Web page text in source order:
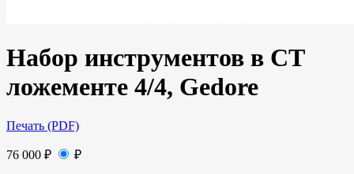
Набор инструментов в CT
ложементе 4/4, Gedore
Печать (PDF)
76 000 ₽ ₽